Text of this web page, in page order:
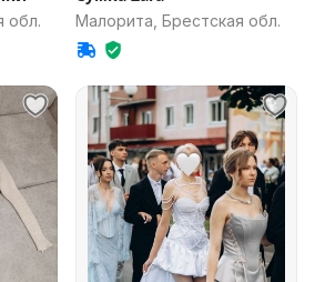
обл. Малорита, Брестская обл.